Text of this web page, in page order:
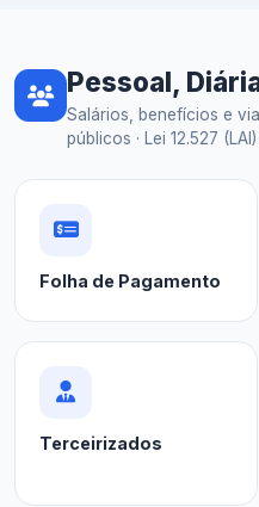
Pessoal,
Salários, benefícios e
públicos · Lei 12.527
Folha de Pagamento
Terceirizados